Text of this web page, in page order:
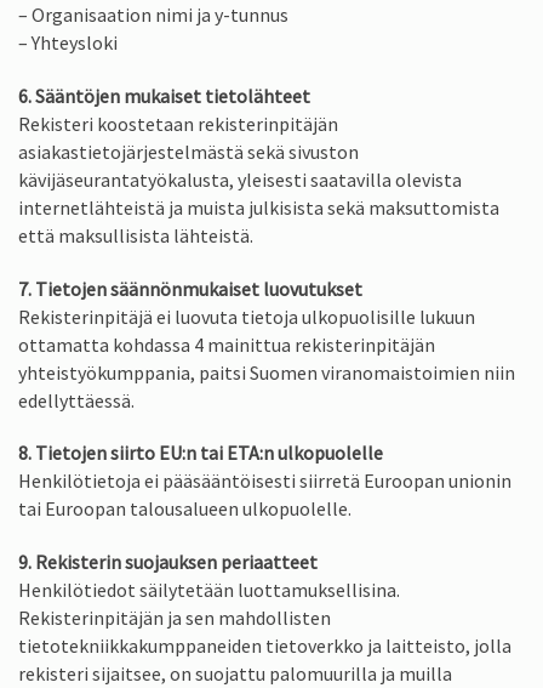
– Organisaation nimi ja y-tunnus
– Yhteysloki
6. Sääntöjen mukaiset tietolähteet
Rekisteri koostetaan rekisterinpitäjän
asiakastietojärjestelmästä sekä sivuston
kävijäseurantatyökalusta, yleisesti saatavilla olevista
internetlähteistä ja muista julkisista sekä maksuttomista
että maksullisista lähteistä.
7. Tietojen säännönmukaiset luovutukset
Rekisterinpitäjä ei luovuta tietoja ulkopuolisille lukuun
ottamatta kohdassa 4 mainittua rekisterinpitäjän
yhteistyökumppania, paitsi Suomen viranomaistoimien niin
edellyttäessä.
8. Tietojen siirto EU:n tai ETA:n ulkopuolelle
Henkilötietoja ei pääsääntöisesti siirretä Euroopan unionin
tai Euroopan talousalueen ulkopuolelle.
9. Rekisterin suojauksen periaatteet
Henkilötiedot säilytetään luottamuksellisina.
Rekisterinpitäjän ja sen mahdollisten
tietotekniikkakumppaneiden tietoverkko ja laitteisto, jolla
rekisteri sijaitsee, on suojattu palomuurilla ja muilla